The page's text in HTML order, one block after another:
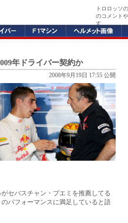
トロロッソ
のコメント
す。
年ドライバー契約か
2008年9月19日 17:55 公開
セバスチャン・ブエミを推薦してる
パフォーマンスに満足していると語